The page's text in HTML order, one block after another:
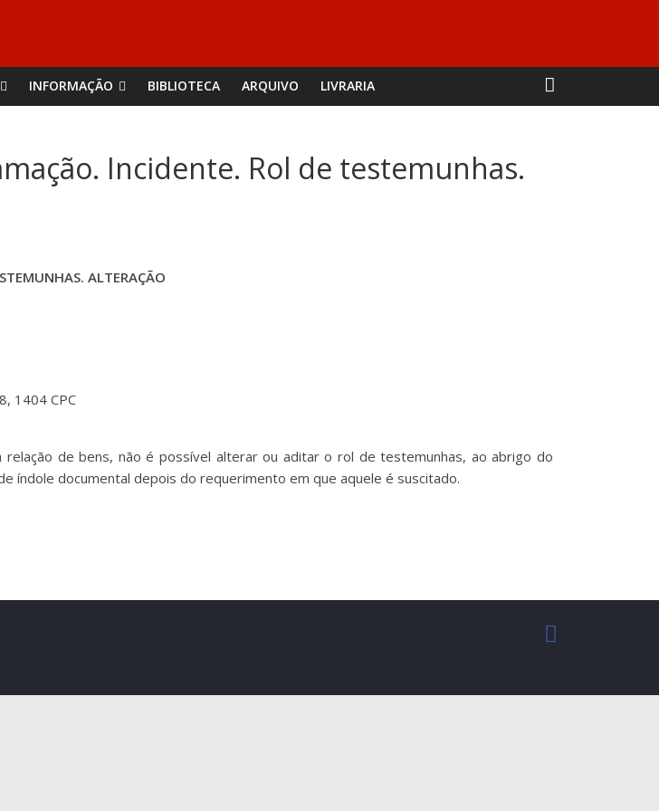
INFORMAÇÃO BIBLIOTECA ARQUIVO LIVRARIA
Incidente. Rol de testemunhas.
ALTERAÇÃO
1404 CPC
de bens, não é possível alterar ou aditar o rol de testemunhas, ao abrigo do
índole documental depois do requerimento em que aquele é suscitado.